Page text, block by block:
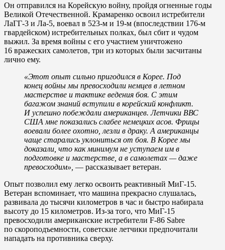
Он отправился на Корейскую войну, пройдя огненные годы
Великой Отечественной. Крамаренко освоил истребители
ЛаГГ-3 и Ла-5, воевал в 523-м и 19-м (впоследствии 176-м
гвардейском) истребительных полках, был сбит и чудом
выжил. За время войны с его участием уничтожено
16 вражеских самолетов, три из которых были засчитаны
лично ему.
«Этот опыт сильно пригодился в Корее. Под
конец войны мы превосходили немцев в летном
мастерстве и тактике ведения боя. С этим
багажом знаний вступили в корейский конфликт.
И успешно побеждали американцев. Летчики ВВС
США мне показались слабее немецких асов. Фрицы
воевали более охотно, лезли в драку. А американцы
чаще старались уклониться от боя. В Корее мы
доказали, что как минимум не уступаем им в
подготовке и мастерстве, а в самолетах — даже
превосходим», — рассказывает ветеран.
Опыт позволил ему легко освоить реактивный МиГ-15.
Ветеран вспоминает, что машина прекрасно слушалась,
развивала до тысячи километров в час и быстро набирала
высоту до 15 километров. Из-за того, что МиГ-15
превосходили американские истребители F-86 Sabre
по скороподъемности, советские летчики предпочитали
нападать на противника сверху.